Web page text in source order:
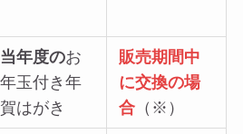
当年度のお
年玉付き年
賀はがき
販売期間中
に交換の場
合 （※）